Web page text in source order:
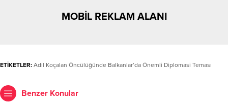
MOBİL REKLAM ALANI
ETİKETLER: Adil Koçalan Öncülüğünde Balkanlar’da Önemli Diplomasi Teması
Benzer Konular